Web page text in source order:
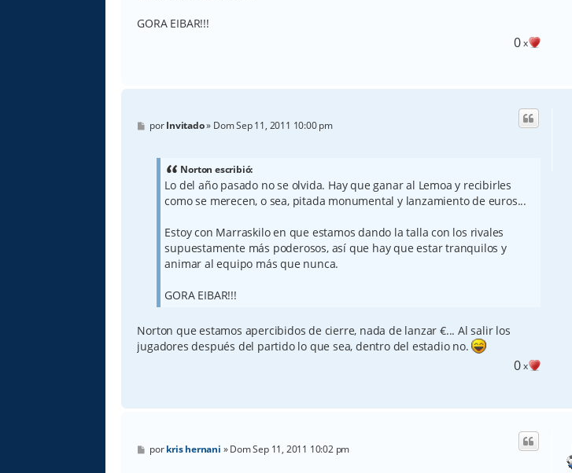
GORA EIBAR!!!
0x
M
e
porInvitado» Dom Sep 11, 2011 10:00 pm
Norton escribió:
Lo del año pasado no se olvida. Hay que ganar al Lemoa y recibirles
como se merecen, o sea, pitada monumental y lanzamiento de euros...
Estoy con Marraskilo en que estamos dando la talla con los rivales
supuestamente más poderosos, así que hay que estar tranquilos y
animar al equipo más que nunca.
GORA EIBAR!!!
Norton que estamos apercibidos de cierre, nada de lanzar €... Al salir los
jugadores después del partido lo que sea, dentro del estadio no.
0x
M
e
porkris hernani »Dom Sep 11, 2011 10:02 pm